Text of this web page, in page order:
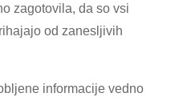
zagotovila, da so vsi
od zanesljivih
informacije vedno